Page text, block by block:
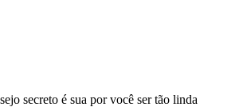
secreto é sua por você ser tão linda